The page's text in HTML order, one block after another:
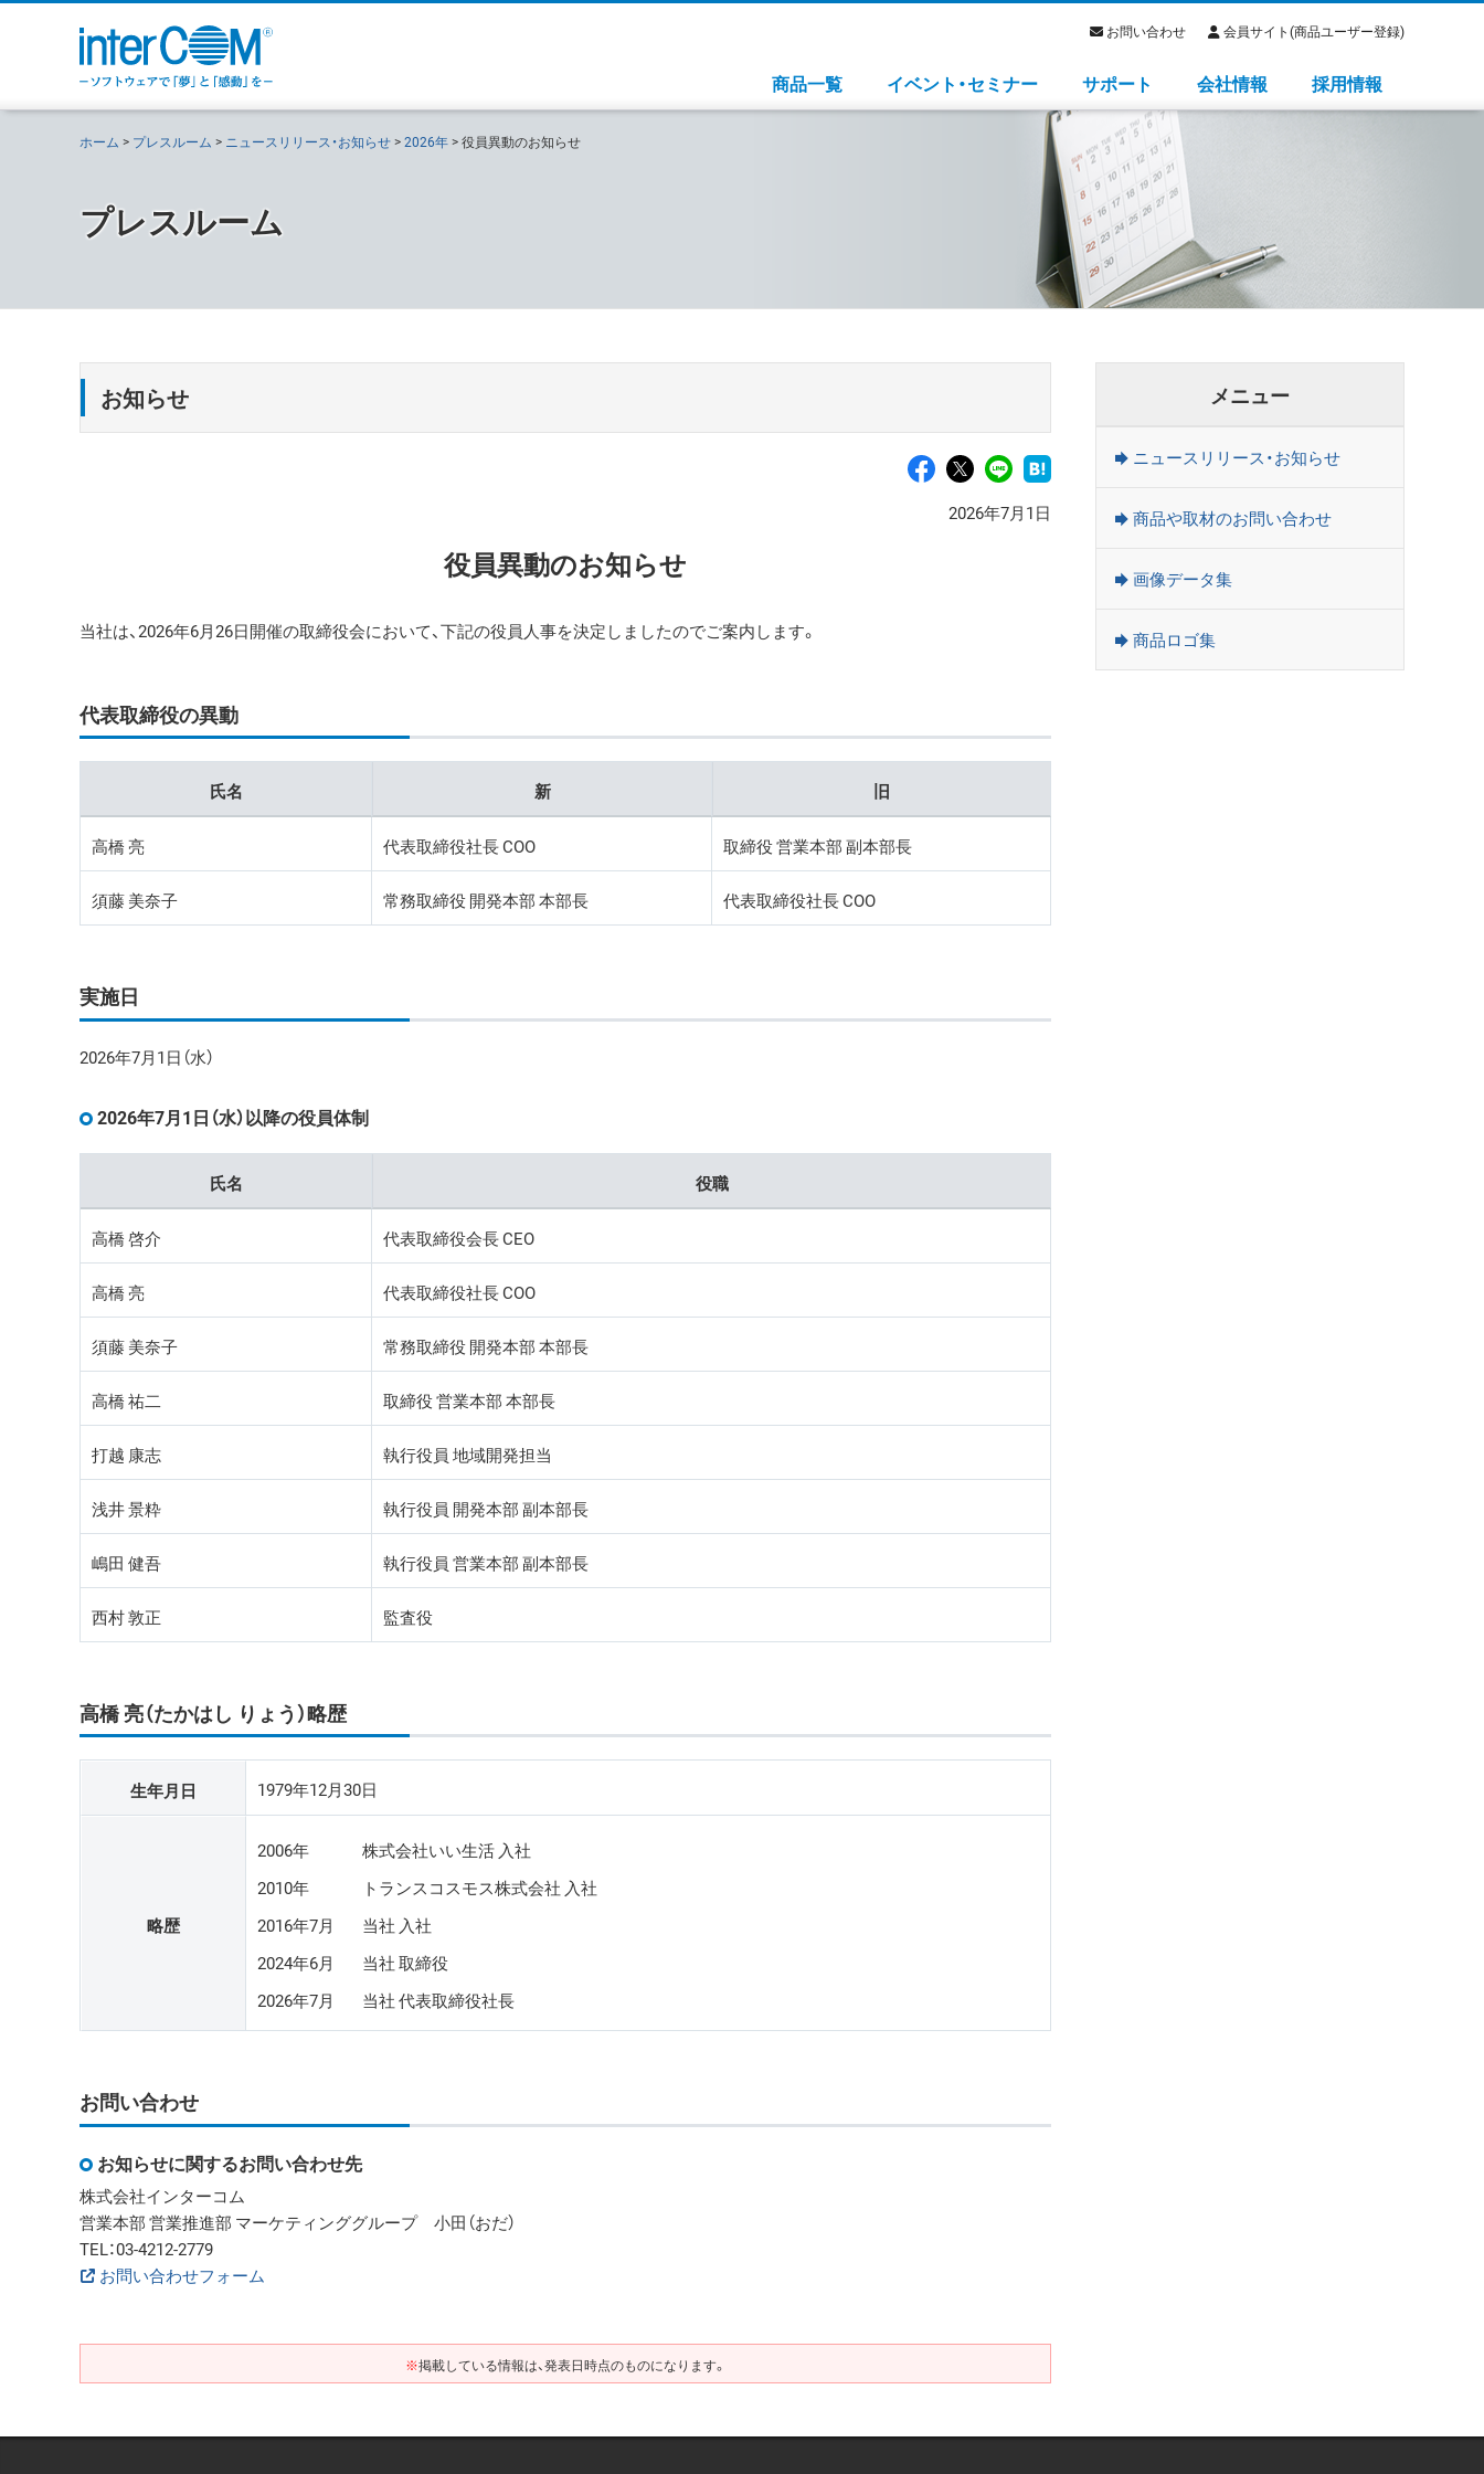
商品一覧 イベント・セミナー サポート 会社情報 採用情報
お問い合わせ 会員サイト(商品ユーザー登録)
ホーム プレスルーム ニュースリリース・お知らせ 2026年 役員異動のお知らせ
プレスルーム
お知らせ
2026年7月1日
役員異動のお知らせ
当社は、2026年6月26日開催の取締役会において、下記の役員人事を決定しましたのでご案内します。
代表取締役の異動
氏名 新 旧
高橋 亮 代表取締役社長 COO 取締役 営業本部 副本部長
須藤 美奈子 常務取締役 開発本部 本部長 代表取締役社長 COO
実施日
2026年7月1日（水）
2026年7月1日（水）以降の役員体制
氏名 役職
高橋 啓介 代表取締役会長 CEO
高橋 亮 代表取締役社長 COO
須藤 美奈子 常務取締役 開発本部 本部長
高橋 祐二 取締役 営業本部 本部長
打越 康志 執行役員 地域開発担当
浅井 景粋 執行役員 開発本部 副本部長
嶋田 健吾 執行役員 営業本部 副本部長
西村 敦正 監査役
高橋 亮（たかはし りょう）略歴
生年月日 1979年12月30日
略歴
2006年
株式会社いい生活 入社
2010年
トランスコスモス株式会社 入社
2016年7月
当社 入社
2024年6月
当社 取締役
2026年7月
当社 代表取締役社長
お問い合わせ
お知らせに関するお問い合わせ先
株式会社インターコム
営業本部 営業推進部 マーケティンググループ 小田（おだ）
TEL：03-4212-2779
お問い合わせフォーム
※掲載している情報は、発表日時点のものになります。
メニュー
ニュースリリース・お知らせ
商品や取材のお問い合わせ
画像データ集
商品ロゴ集